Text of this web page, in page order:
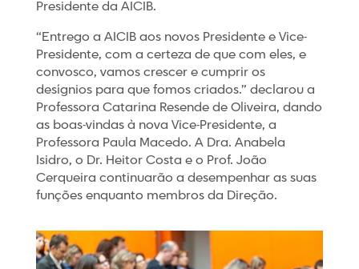
Presidente da AICIB.
“Entrego a AICIB aos novos Presidente e Vice-
Presidente, com a certeza de que com eles, e
convosco, vamos crescer e cumprir os
desígnios para que fomos criados.” declarou a
Professora Catarina Resende de Oliveira, dando
as boas-vindas à nova Vice-Presidente, a
Professora Paula Macedo. A Dra. Anabela
Isidro, o Dr. Heitor Costa e o Prof. João
Cerqueira continuarão a desempenhar as suas
funções enquanto membros da Direção.